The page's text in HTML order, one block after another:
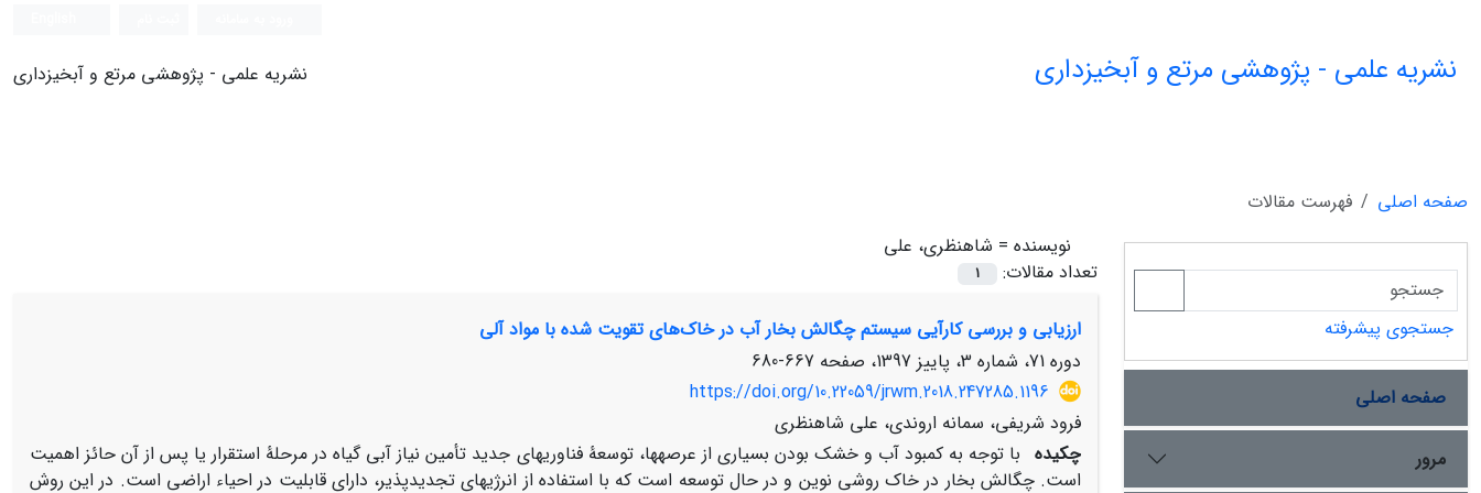
نشریه علمی - پژوهشی مرتع و آبخیزداری نشریه علمی - پژوهشی مرتع و آبخیزداری
صفحه اصلی
فهرست مقالات
نویسنده = شاهنظری، علی
تعداد مقالات:
1
ارزیابی و بررسی کارآیی سیستم چگالش بخار آب در خاک‌های تقویت شده با مواد آلی
دوره 71، شماره 3، پاییز 1397، صفحه
667-680
https://doi.org/10.22059/jrwm.2018.247285.1196
فرود شریفی، سمانه اروندی، علی شاهنظری
چکیده با توجه به کمبود آب و خشک بودن بسیاری از عرصه­ها، توسعۀ فناوری­های جدید تأمین نیاز آبی گیاه در مرحلۀ استقرار یا پس از آن حائز اهمیت
است. چگالش بخار در خاک روشی نوین و در حال توسعه است که با استفاده از انرژی­های تجدیدپذیر، دارای قابلیت در احیاء اراضی است. در این روش
جستجوی پیشرفته
صفحه اصلی
مرور